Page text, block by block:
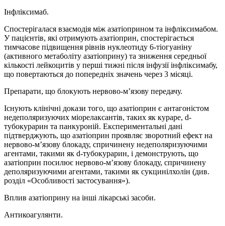
Інфліксимаб.
Спостерігалася взаємодія між азатіоприном та інфліксимабом.
У пацієнтів, які отримують азатіоприн, спостерігається
тимчасове підвищення рівнів нуклеотиду 6-тіогуаніну
(активного метаболіту азатіоприну) та зниження середньої
кількості лейкоцитів у перші тижні після інфузії інфліксимабу,
що повертаються до попередніх значень через 3 місяці.
Препарати, що блокують нервово-м’язову передачу.
Існують клінічні докази того, що азатіоприн є антагоністом
недеполяризуючих міорелаксантів, таких як кураре, d-
тубокурарин та панкуроній. Експериментальні дані
підтверджують, що азатіоприн проявляє зворотний ефект на
нервово-м’язову блокаду, спричинену недеполяризуючими
агентами, такими як d-тубокурарин, і демонструють, що
азатіоприн посилює нервово-м’язову блокаду, спричинену
деполяризуючими агентами, такими як сукцинілхолін (див.
розділ «Особливості застосування»).
Вплив азатіоприну на інші лікарські засоби.
Антикоагулянти.